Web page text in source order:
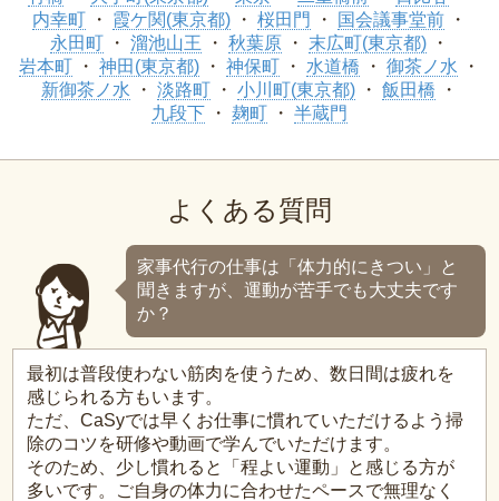
内幸町
霞ケ関(東京都) 桜田門
国会議事堂前
永田町
溜池山王 秋葉原
末広町(東京都)
岩本町
神田(東京都) 神保町 水道橋
御茶ノ水
新御茶ノ水
淡路町 小川町(東京都)
飯田橋
九段下
麹町 半蔵門
よくある質問
家事代行の仕事は「体力的にきつい」と
聞きますが、運動が苦手でも大丈夫です
か？
最初は普段使わない筋肉を使うため、数日間は疲れを
感じられる方もいます。
ただ、CaSyでは早くお仕事に慣れていただけるよう掃
除のコツを研修や動画で学んでいただけます。
そのため、少し慣れると「程よい運動」と感じる方が
多いです。ご自身の体力に合わせたペースで無理なく